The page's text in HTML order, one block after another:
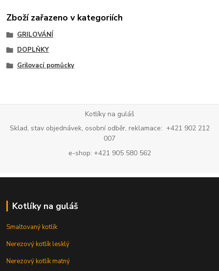
Zboží zařazeno v kategoriích
GRILOVÁNÍ
DOPLŇKY
Grilovací pomůcky
Kotlíky na guláš
Sklad, stav objednávek, osobní odběr, reklamace: +421 902 212
007
e-shop: +421 905 580 562
Kotlíky na guláš
Smaltovaný kotlík
Nerezový kotlík lesklý
Nerezový kotlík matný